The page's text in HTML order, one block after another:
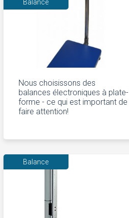
Balance
Nous choisissons des
balances électroniques à plate-
forme - ce qui est important de
faire attention!
Balance